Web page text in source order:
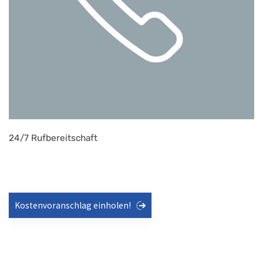
24/7 Rufbereitschaft
Kostenvoranschlag einholen!